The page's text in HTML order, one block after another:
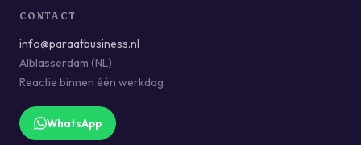
CONTACT
info@paraatbusiness.nl
Alblasserdam (NL)
Reactie binnen één werkdag
WhatsApp